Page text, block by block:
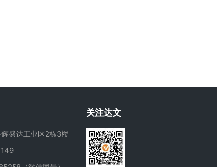
盛达工业区2栋3楼
关注达文